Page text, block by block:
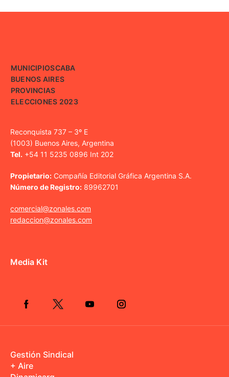
MUNICIPIOSCABA
BUENOS AIRES
PROVINCIAS
ELECCIONES 2023
Reconquista 737 – 3º E
(1003) Buenos Aires, Argentina
Tel. +54 11 5235 0896 Int 202
Propietario: Compañía Editorial Gráfica Argentina S.A.
Número de Registro: 89962701
comercial@zonales.com
redaccion@zonales.com
Media Kit
Gestión Sindical
+ Aire